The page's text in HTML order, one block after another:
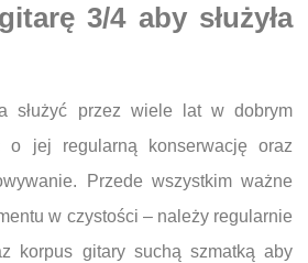
3/4 aby służyła
służyć przez wiele lat w dobrym
o jej regularną konserwację oraz
Przede wszystkim ważne
w czystości – należy regularnie
korpus gitary suchą szmatką aby